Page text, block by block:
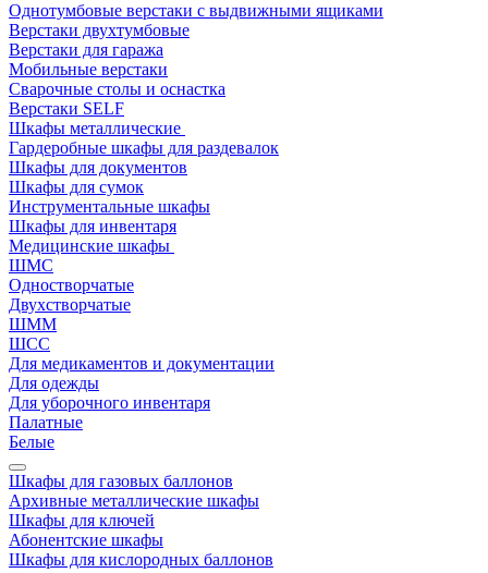
Однотумбовые верстаки с выдвижными ящиками
Верстаки двухтумбовые
Верстаки для гаража
Мобильные верстаки
Сварочные столы и оснастка
Верстаки SELF
Шкафы металлические
Гардеробные шкафы для раздевалок
Шкафы для документов
Шкафы для сумок
Инструментальные шкафы
Шкафы для инвентаря
Медицинские шкафы
ШМС
Одностворчатые
Двухстворчатые
ШММ
ШСС
Для медикаментов и документации
Для одежды
Для уборочного инвентаря
Палатные
Белые
Шкафы для газовых баллонов
Архивные металлические шкафы
Шкафы для ключей
Абонентские шкафы
Шкафы для кислородных баллонов